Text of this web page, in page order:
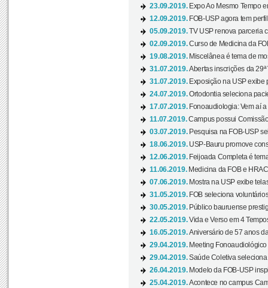
23.09.2019. Expo Ao Mesmo Tempo
12.09.2019. FOB-USP agora tem
05.09.2019.TV USP renova parceria
02.09.2019.Curso de Medicina da
19.08.2019. Miscelânea é tema de
31.07.2019.Abertas inscrições da 29ª
31.07.2019. Exposição na USP exibe
24.07.2019.Ortodontia seleciona
17.07.2019. Fonoaudiologia: Vem aí
11.07.2019.Campus possui
03.07.2019. Pesquisa na FOB-USP
18.06.2019. USP-Bauru promove
12.06.2019. Feijoada Completa é
11.06.2019. Medicina da FOB e
07.06.2019. Mostra na USP exibe
31.05.2019. FOB seleciona
30.05.2019. Público bauruense
22.05.2019.Vida e Verso em 4
16.05.2019.Aniversário de 57 anos
29.04.2019. Meeting
29.04.2019.Saúde Coletiva
26.04.2019. Modelo da FOB-USP
25.04.2019.Acontece no campus